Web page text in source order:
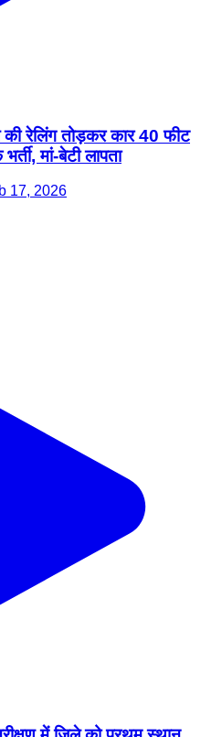
रेलिंग तोड़कर कार 40 फीट
मां-बेटी लापता
17, 2026